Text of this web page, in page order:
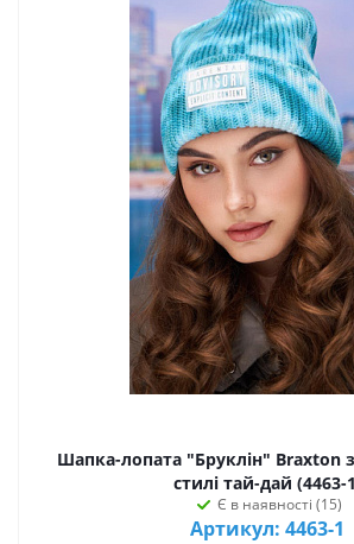
Шапка-лопата "Бруклін" Braxton
стилі тай-дай (4463-
Є в наявності (15)
Артикул: 4463-1